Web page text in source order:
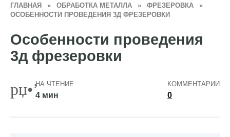
ГЛАВНАЯ » ОБРАБОТКА МЕТАЛЛА » ФРЕЗЕРОВКА
»
ОСОБЕННОСТИ ПРОВЕДЕНИЯ 3Д ФРЕЗЕРОВКИ
Особенности проведения
3д фрезеровки
НА ЧТЕНИЕ
4 мин
КОММЕНТАРИИ
0